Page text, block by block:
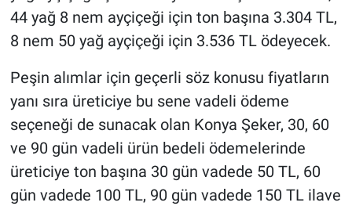
44 yağ 8 nem ayçiçeği için ton başına 3.304 TL,
8 nem 50 yağ ayçiçeği için 3.536 TL ödeyecek.
Peşin alımlar için geçerli söz konusu fiyatların
yanı sıra üreticiye bu sene vadeli ödeme
seçeneği de sunacak olan Konya Şeker, 30, 60
ve 90 gün vadeli ürün bedeli ödemelerinde
üreticiye ton başına 30 gün vadede 50 TL, 60
gün vadede 100 TL, 90 gün vadede 150 TL ilave